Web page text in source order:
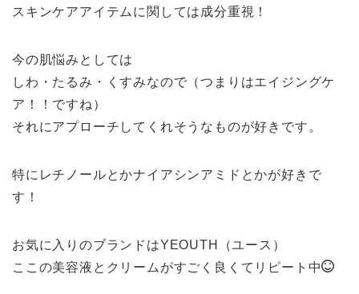
スキンケアアイテムに関しては成分重視！
今の肌悩みとしては
しわ・たるみ・くすみなので（つまりはエイジングケ
ア！！ですね）
それにアプローチしてくれそうなものが好きです。
特にレチノールとかナイアシンアミドとかが好きで
す！
お気に入りのブランドはYEOUTH（ユース）
ここの美容液とクリームがすごく良くてリピート中